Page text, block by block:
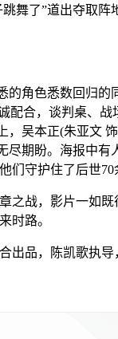
了”道出夺取
角色悉数回归
合，谈判桌、
吴本正(朱亚文
尽期盼。海报
守护住了后世
，影片一如既
时路。
品，陈凯歌执导